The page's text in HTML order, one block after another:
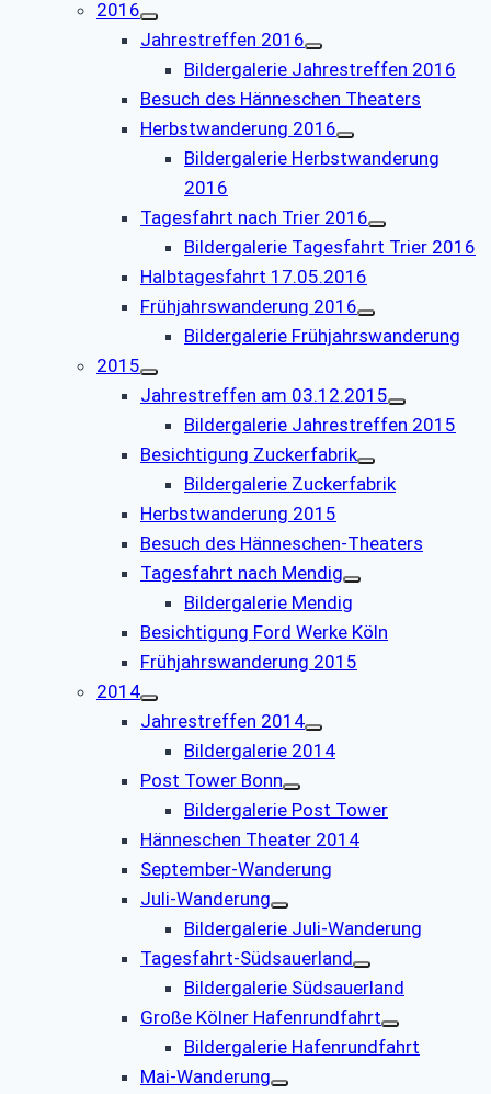
2016
Jahrestreffen 2016
Bildergalerie Jahrestreffen 2016
Besuch des Hänneschen Theaters
Herbstwanderung 2016
Bildergalerie Herbstwanderung
2016
Tagesfahrt nach Trier 2016
Bildergalerie Tagesfahrt Trier 2016
Halbtagesfahrt 17.05.2016
Frühjahrswanderung 2016
Bildergalerie Frühjahrswanderung
2015
Jahrestreffen am 03.12.2015
Bildergalerie Jahrestreffen 2015
Besichtigung Zuckerfabrik
Bildergalerie Zuckerfabrik
Herbstwanderung 2015
Besuch des Hänneschen-Theaters
Tagesfahrt nach Mendig
Bildergalerie Mendig
Besichtigung Ford Werke Köln
Frühjahrswanderung 2015
2014
Jahrestreffen 2014
Bildergalerie 2014
Post Tower Bonn
Bildergalerie Post Tower
Hänneschen Theater 2014
September-Wanderung
Juli-Wanderung
Bildergalerie Juli-Wanderung
Tagesfahrt-Südsauerland
Bildergalerie Südsauerland
Große Kölner Hafenrundfahrt
Bildergalerie Hafenrundfahrt
Mai-Wanderung